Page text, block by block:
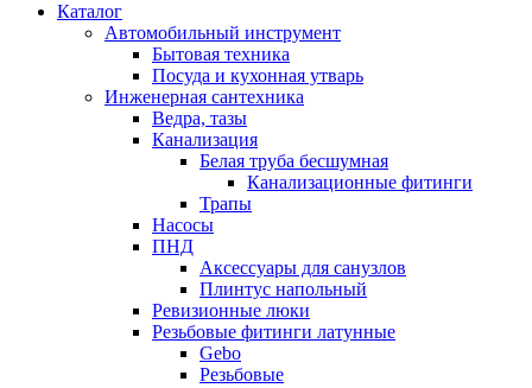
Каталог
Автомобильный инструмент
Бытовая техника
Посуда и кухонная утварь
Инженерная сантехника
Ведра, тазы
Канализация
Белая труба бесшумная
Канализационные фитинги
Трапы
Насосы
ПНД
Аксессуары для санузлов
Плинтус напольный
Ревизионные люки
Резьбовые фитинги латунные
Gebo
Резьбовые